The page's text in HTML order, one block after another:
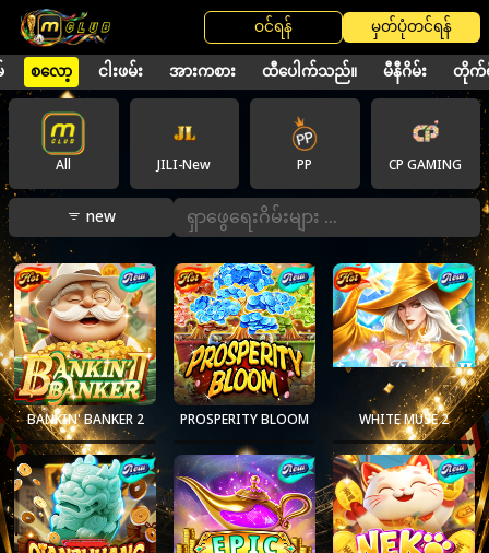
ဝင်ရန် မှတ်ပုံတင်ရန်
စလော့ ငါးဖမ်း အားကစား ထီပေါက်သည်။ မီနီဂိမ်း တိုက်
All JILI-New PP CP GAMING
new
BANKIN' BANKER 2 PROSPERITY BLOOM WHITE MUSE 2